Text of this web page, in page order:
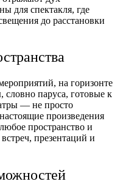
для спектакля, где
до расстановки
на горизонте
паруса, готовые к
— не просто
произведения
пространство и
презентаций и